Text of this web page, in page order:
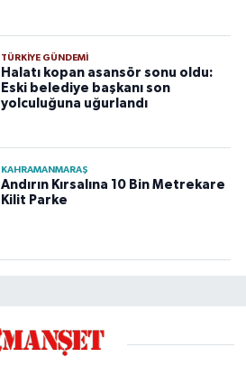
TÜRKIYE GÜNDEMI
Halatı kopan asansör sonu oldu:
Eski belediye başkanı son
yolculuğuna uğurlandı
KAHRAMANMARAŞ
Andırın Kırsalına 10 Bin Metrekare
Kilit Parke